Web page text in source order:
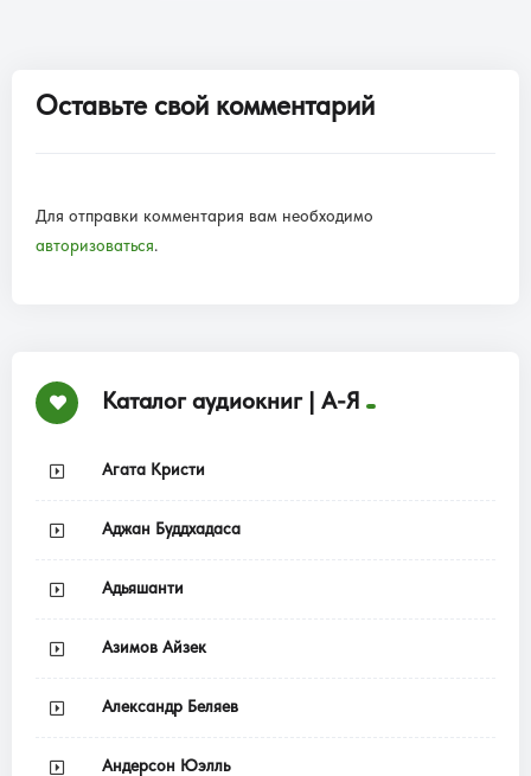
Оставьте свой комментарий
Для отправки комментария вам необходимо
авторизоваться.
Каталог аудиокниг | А-Я
Агата Кристи
Аджан Буддхадаса
Адьяшанти
Азимов Айзек
Александр Беляев
Андерсон Юэлль